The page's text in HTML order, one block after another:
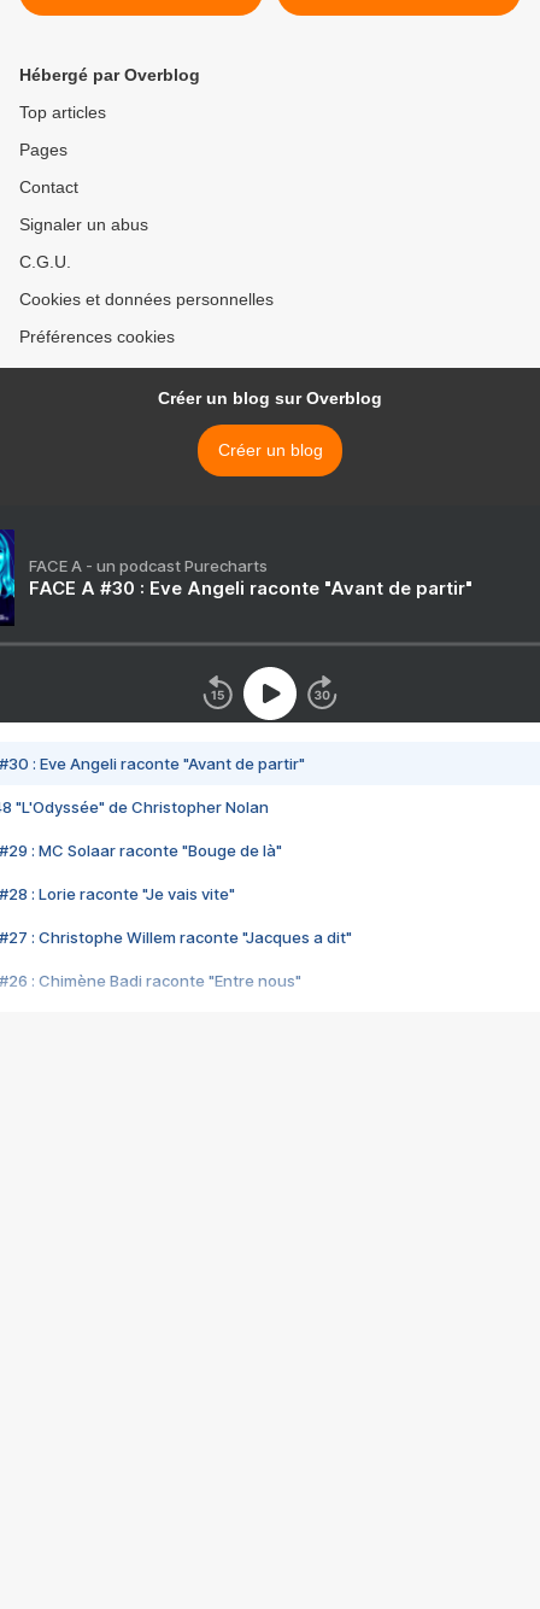
l'oligarchie.
Hébergé par Overblog
Top articles
Pages
Contact
Signaler un abus
C.G.U.
Cookies et données personnelles
Préférences cookies
Créer un blog sur Overblog
Créer un blog
FACE A - un podcast Purecharts
FACE A #30 : Eve Angeli raconte "Avant de partir"
#30 : Eve Angeli raconte "Avant de partir"
"L'Odyssée" de Christopher Nolan
#29 : MC Solaar raconte "Bouge de là"
#28 : Lorie raconte "Je vais vite"
#27 : Christophe Willem raconte "Jacques a dit"
#26 : Chimène Badi raconte "Entre nous"